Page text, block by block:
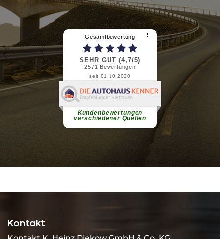
Gesamtbewertung ⠇
SEHR GUT (4,7/5)
2571 Bewertungen
seit 01.10.2020
Kundenbewertungen
verschiedener Quellen
Pascal R.
Ich bin zufrieden mit Ihnen.
Kontakt